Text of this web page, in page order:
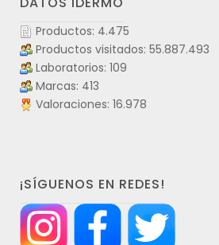
Productos: 4.475
Productos visitados: 55.887.493
Laboratorios: 109
Marcas: 413
Valoraciones: 16.978
¡SÍGUENOS EN REDES!